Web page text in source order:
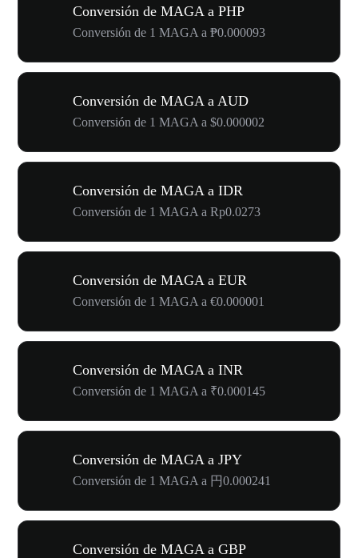
Conversión de MAGA a PHP
Conversión de 1 MAGA a ₱0.000093
Conversión de MAGA a AUD
Conversión de 1 MAGA a $0.000002
Conversión de MAGA a IDR
Conversión de 1 MAGA a Rp0.0273
Conversión de MAGA a EUR
Conversión de 1 MAGA a €0.000001
Conversión de MAGA a INR
Conversión de 1 MAGA a ₹0.000145
Conversión de MAGA a JPY
Conversión de 1 MAGA a 円0.000241
Conversión de MAGA a GBP